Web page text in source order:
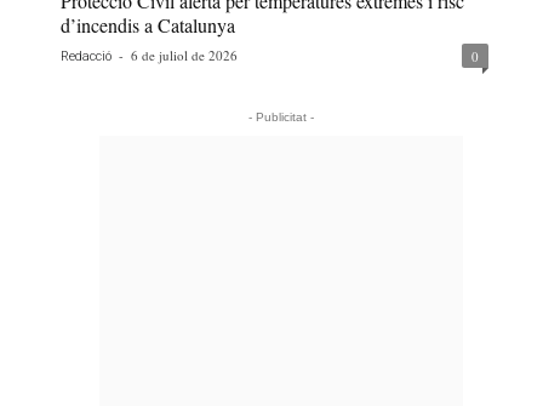
d’incendis a Catalunya
Redacció - 6 de juliol de 2026 0
- Publicitat -